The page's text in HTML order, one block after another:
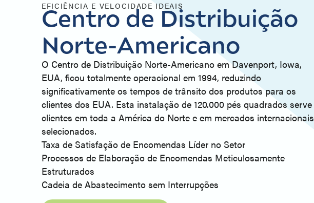
EFICIÊNCIA E VELOCIDADE IDEAIS
Centro de Distribuição
Norte-Americano
O Centro de Distribuição Norte-Americano em Davenport, Iowa,
EUA, ficou totalmente operacional em 1994, reduzindo
significativamente os tempos de trânsito dos produtos para os
clientes dos EUA. Esta instalação de 120.000 pés quadrados serve
clientes em toda a América do Norte e em mercados internacionais
selecionados.
Taxa de Satisfação de Encomendas Líder no Setor
Processos de Elaboração de Encomendas Meticulosamente
Estruturados
Cadeia de Abastecimento sem Interrupções